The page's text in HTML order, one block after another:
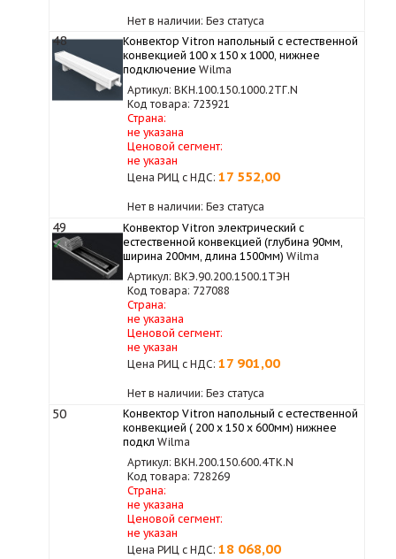
Нет в наличии: Без статуса
48
Конвектор Vitron напольный с естественной
конвекцией 100 х 150 х 1000, нижнее
подключение Wilma
Артикул: ВКН.100.150.1000.2ТГ.N
Код товара: 723921
Страна:
не указана
Ценовой сегмент:
не указан
Цена РИЦ с НДС: 17 552,00
Нет в наличии: Без статуса
49
✓
Конвектор Vitron электрический с
естественной конвекцией (глубина 90мм,
ширина 200мм, длина 1500мм) Wilma
Артикул: ВКЭ.90.200.1500.1ТЭН
Код товара: 727088
Страна:
не указана
Ценовой сегмент:
не указан
Цена РИЦ с НДС: 17 901,00
Нет в наличии: Без статуса
50
Конвектор Vitron напольный с естественной
конвекцией ( 200 х 150 х 600мм) нижнее
подкл Wilma
Артикул: ВКН.200.150.600.4ТК.N
Код товара: 728269
Страна:
не указана
Ценовой сегмент:
не указан
Цена РИЦ с НДС: 18 068,00